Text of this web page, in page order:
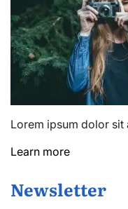
Lorem ipsum dolor
Learn more
Newsletter